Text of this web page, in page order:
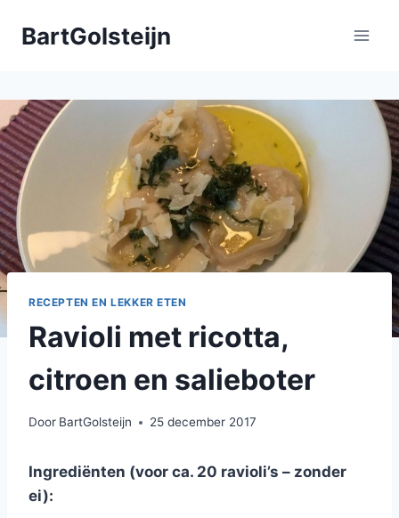
naarBartGolsteijn
RECEPTEN EN LEKKER ETEN
Ravioli met ricotta,
citroen en salieboter
Door BartGolsteijn 25 december 2017
Ingrediënten (voor ca. 20 ravioli’s – zonder
ei):